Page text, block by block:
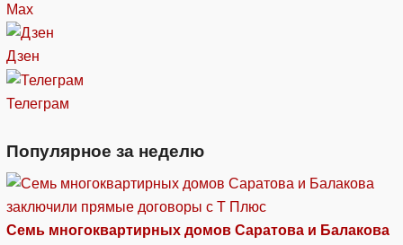
Max
Дзен
Телеграм
Популярное за неделю
Семь многоквартирных домов Саратова и Балакова